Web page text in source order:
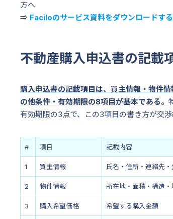
方へ
⇒ Faciloのサービス資料をダウンロードする
不動産購入申込書の記載
購入申込書の記載項目は、買主情報・物件
の他条件・有効期限の8項目が基本である。
有効期限の3点で、この3項目の書き方が交渉
# 項目 記載内容
1 買主情報 氏名・住所・連絡先
2 物件情報 所在地・面積・構造
3 購入希望価格 希望する購入金額